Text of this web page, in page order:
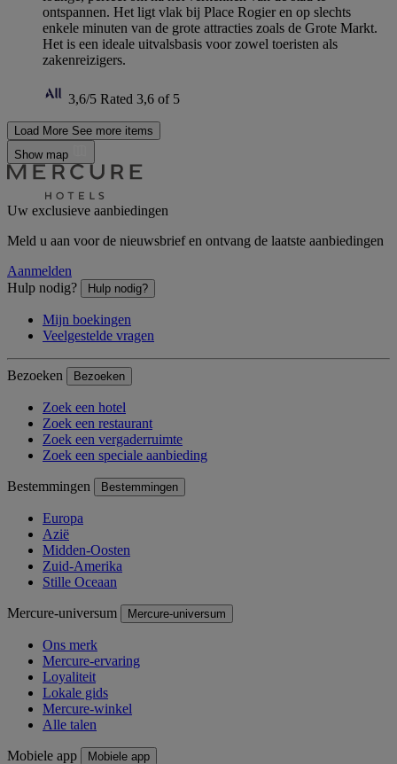
ontspannen. Het ligt vlak bij Place Rogier en op slechts
enkele minuten van de grote attracties zoals de Grote Markt.
Het is een ideale uitvalsbasis voor zowel toeristen als
zakenreizigers.
3,6/5 Rated 3,6 of 5
Load More See more items
Show map
Uw exclusieve aanbiedingen
Meld u aan voor de nieuwsbrief en ontvang de laatste aanbiedingen
Aanmelden
Hulp nodig?
Hulp nodig?
Mijn boekingen
Veelgestelde vragen
Bezoeken Bezoeken
Zoek een hotel
Zoek een restaurant
Zoek een vergaderruimte
Zoek een speciale aanbieding
Bestemmingen Bestemmingen
Europa
Azië
Midden-Oosten
Zuid-Amerika
Stille Oceaan
Mercure-universum Mercure-universum
Ons merk
Mercure-ervaring
Loyaliteit
Lokale gids
Mercure-winkel
Alle talen
Mobiele app Mobiele app